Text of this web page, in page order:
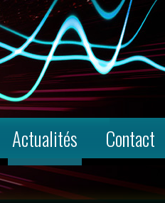
Actualités Contact